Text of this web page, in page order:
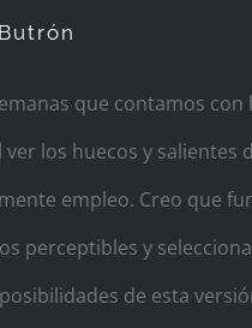
que contamos
ver los huecos y
empleo. Creo que
perceptibles y
de esta